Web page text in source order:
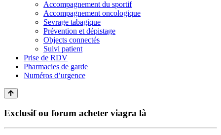
Accompagnement du sportif
Accompagnement oncologique
Sevrage tabagique
Prévention et dépistage
Objects connectés
Suivi patient
Prise de RDV
Pharmacies de garde
Numéros d’urgence
Exclusif ou forum acheter viagra là